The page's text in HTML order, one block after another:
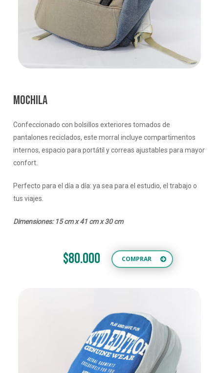
MOCHILA
Confeccionado con bolsillos exteriores tomados de
pantalones reciclados, este morral incluye compartimentos
internos, espacio para portátil y correas ajustables para mayor
confort.
Perfecto para el día a día: ya sea para el estudio, el trabajo o
tus viajes.
Dimensiones: 15 cm x 41 cm x 30 cm
$80.000 COMPRAR